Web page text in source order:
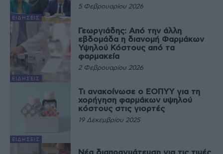
ΕΙΔΉΣΕΙΣ
5 Φεβρουαρίου 2026
ΕΙΔΉΣΕΙΣ
Γεωργιάδης: Από την άλλη
εβδομάδα η διανομή Φαρμάκων
Υψηλού Κόστους από τα
φαρμακεία
2 Φεβρουαρίου 2026
ΕΙΔΉΣΕΙΣ
Τι ανακοίνωσε ο ΕΟΠΥΥ για τη
χορήγηση φαρμάκων υψηλού
κόστους στις γιορτές
19 Δεκεμβρίου 2025